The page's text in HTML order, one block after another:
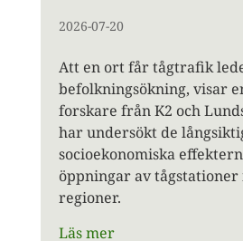
2026-07-20
Att en ort får tågtrafik
befolkningsökning, visar
forskare från K2 och
har undersökt de
socioekonomiska
öppningar av tågstationer
regioner.
Läs mer